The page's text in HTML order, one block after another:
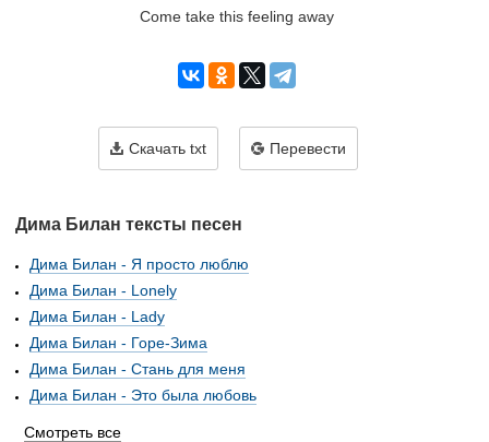
Сome take this feeling away
Скачать txt Перевести
Дима Билан тексты песен
Дима Билан - Я просто люблю
Дима Билан - Lonely
Дима Билан - Lady
Дима Билан - Горе-Зима
Дима Билан - Стань для меня
Дима Билан - Это была любовь
Смотреть все